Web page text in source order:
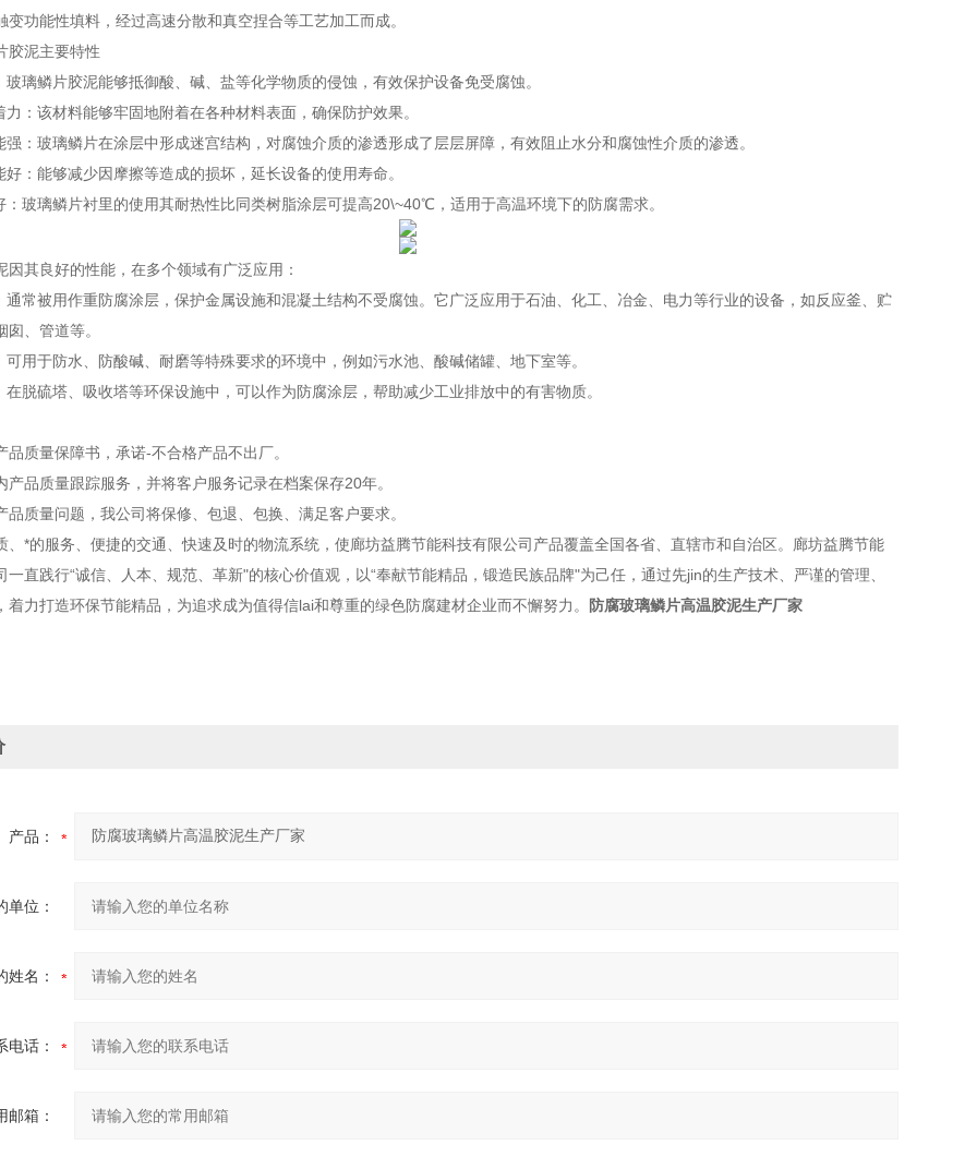
变功能性填料，经过高速分散和真空捏合等工艺加工而成。
胶泥主要特性
玻璃鳞片胶泥能够抵御酸、碱、盐等化学物质的侵蚀，有效保护设备免受腐蚀。
力：该材料能够牢固地附着在各种材料表面，确保防护效果。
强：玻璃鳞片在涂层中形成迷宫结构，对腐蚀介质的渗透形成了层层屏障，有效阻止水分和腐蚀性介质的渗透。
好：能够减少因摩擦等造成的损坏，延长设备的使用寿命。
：玻璃鳞片衬里的使用其耐热性比同类树脂涂层可提高20\~40℃，适用于高温环境下的防腐需求。
因其良好的性能，在多个领域有广泛应用：
通常被用作重防腐涂层，保护金属设施和混凝土结构不受腐蚀。它广泛应用于石油、化工、冶金、电力等行业的设备，如反应釜、贮
、管道等。
可用于防水、防酸碱、耐磨等特殊要求的环境中，例如污水池、酸碱储罐、地下室等。
在脱硫塔、吸收塔等环保设施中，可以作为防腐涂层，帮助减少工业排放中的有害物质。
质量保障书，承诺-不合格产品不出厂。
品质量跟踪服务，并将客户服务记录在档案保存20年。
质量问题，我公司将保修、包退、包换、满足客户要求。
的服务、便捷的交通、快速及时的物流系统，使廊坊益腾节能科技有限公司产品覆盖全国各省、直辖市和自治区。廊坊益腾节能
一直践行“诚信、人本、规范、革新"的核心价值观，以“奉献节能精品，锻造民族品牌"为己任，通过先jin的生产技术、严谨的管理、
着力打造环保节能精品，为追求成为值得信lai和尊重的绿色防腐建材企业而不懈努力。
防腐玻璃鳞片高温胶泥生产厂家
产品：
单位：
姓名：
电话：
邮箱：